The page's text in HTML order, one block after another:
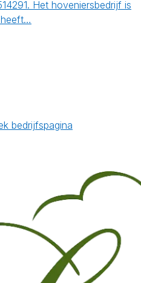
Het hoveniersbedrijf is
bedrijfspagina